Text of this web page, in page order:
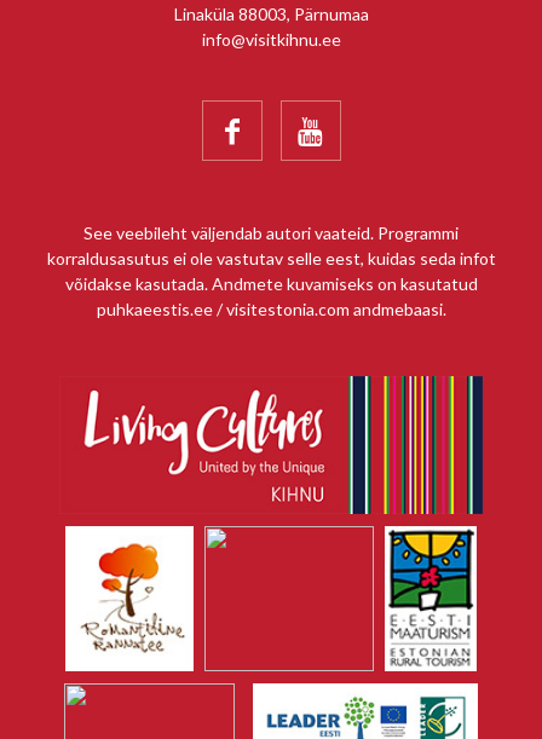
Linaküla 88003, Pärnumaa
info@visitkihnu.ee
 
See veebileht väljendab autori vaateid. Programmi
korraldusasutus ei ole vastutav selle eest, kuidas seda infot
võidakse kasutada. Andmete kuvamiseks on kasutatud
puhkaeestis.ee / visitestonia.com andmebaasi.